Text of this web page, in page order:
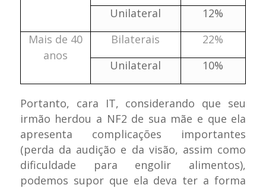
Unilateral
12%
Mais de 40
anos
Bilaterais
22%
Unilateral
10%
Portanto, cara IT, considerando que seu
irmão herdou a NF2 de sua mãe e que ela
apresenta complicações importantes
(perda da audição e da visão, assim como
dificuldade para engolir alimentos),
podemos supor que ela deva ter a forma